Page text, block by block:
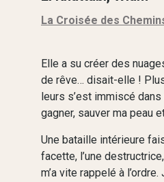
La Croisée des
Elle a su créer des
de rêve… disait-elle !
leurs s’est immiscé
gagner, sauver ma peau
Une bataille intérieure
facette, l’une
m’a vite rappelé à